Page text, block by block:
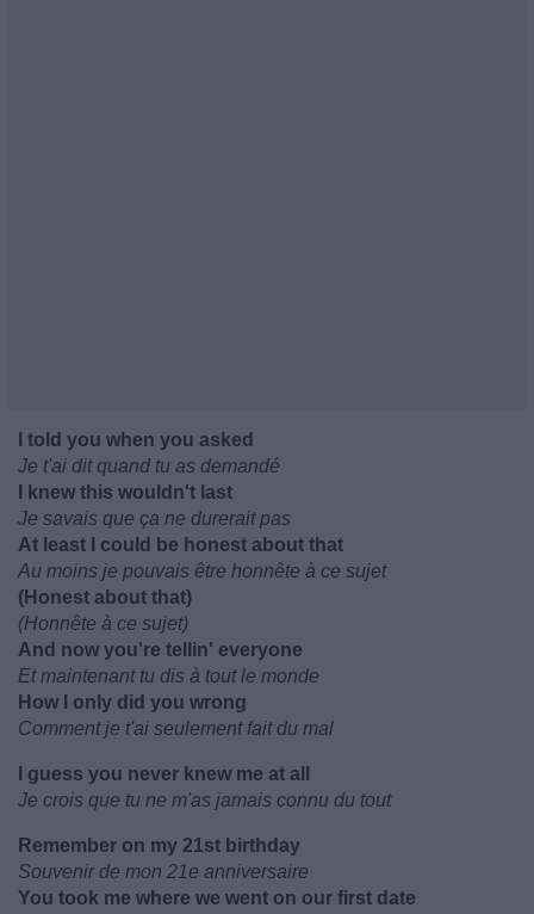
I told you when you asked
Je t'ai dit quand tu as demandé
I knew this wouldn't last
Je savais que ça ne durerait pas
At least I could be honest about that
Au moins je pouvais être honnête à ce sujet
(Honest about that)
(Honnête à ce sujet)
And now you're tellin' everyone
Et maintenant tu dis à tout le monde
How I only did you wrong
Comment je t'ai seulement fait du mal
I guess you never knew me at all
Je crois que tu ne m'as jamais connu du tout
Remember on my 21st birthday
Souvenir de mon 21e anniversaire
You took me where we went on our first date